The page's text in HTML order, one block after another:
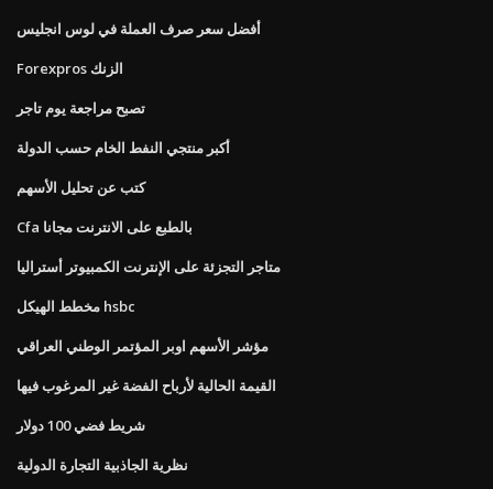
أفضل سعر صرف العملة في لوس انجليس
Forexpros الزنك
تصبح مراجعة يوم تاجر
أكبر منتجي النفط الخام حسب الدولة
كتب عن تحليل الأسهم
Cfa بالطبع على الانترنت مجانا
متاجر التجزئة على الإنترنت الكمبيوتر أستراليا
مخطط الهيكل hsbc
مؤشر الأسهم اوبر المؤتمر الوطني العراقي
القيمة الحالية لأرباح الفضة غير المرغوب فيها
شريط فضي 100 دولار
نظرية الجاذبية التجارة الدولية